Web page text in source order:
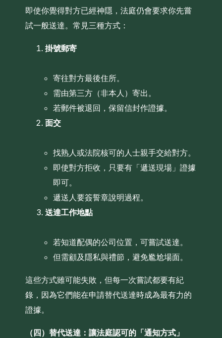
即使你覺得對方已經神隱，法庭仍會要求你先嘗
試一般送達。常見三種方式：
掛號郵寄
寄往對方最後住所。
需由第三方（非本人）寄出。
若郵件被退回，保留信封作證據。
面交
找熟人或法院核可的人士親手交給對方。
即使對方拒收，只要有「遞送現場」證據
即可。
遞送人要簽誓章說明過程。
送達工作地點
若知道配偶的公司位置，可嘗試送達。
但需顧及隱私與禮節，避免尷尬場面。
這些方式雖可能失敗，但每一次嘗試都要有紀
錄，因為它們能在申請替代送達時成為最有力的
證據。
（四）替代送達：讓法庭認可的「通知方式」